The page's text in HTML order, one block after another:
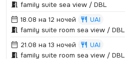
family suite sea view / DBL
18.08 на 12 ночей
UAI
family suite room sea view / DBL
21.08 на 13 ночей
UAI
family suite room sea view / DBL